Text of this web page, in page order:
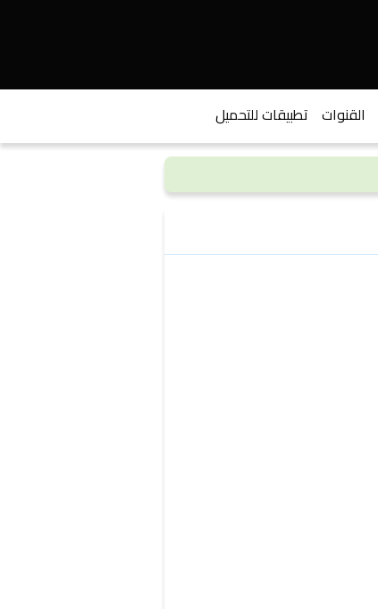
القنوات تطبيقات للتحميل